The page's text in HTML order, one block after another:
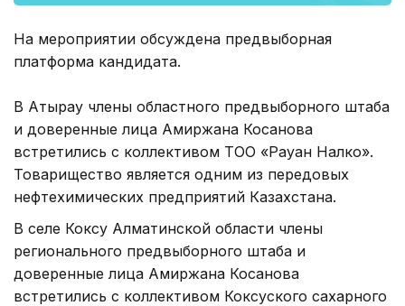
На мероприятии обсуждена предвыборная
платформа кандидата.
В Атырау члены областного предвыборного штаба
и доверенные лица Амиржана Косанова
встретились с коллективом ТОО «Рауан Налко».
Товарищество является одним из передовых
нефтехимических предприятий Казахстана.
В селе Коксу Алматинской области члены
регионального предвыборного штаба и
доверенные лица Амиржана Косанова
встретились с коллективом Коксуского сахарного